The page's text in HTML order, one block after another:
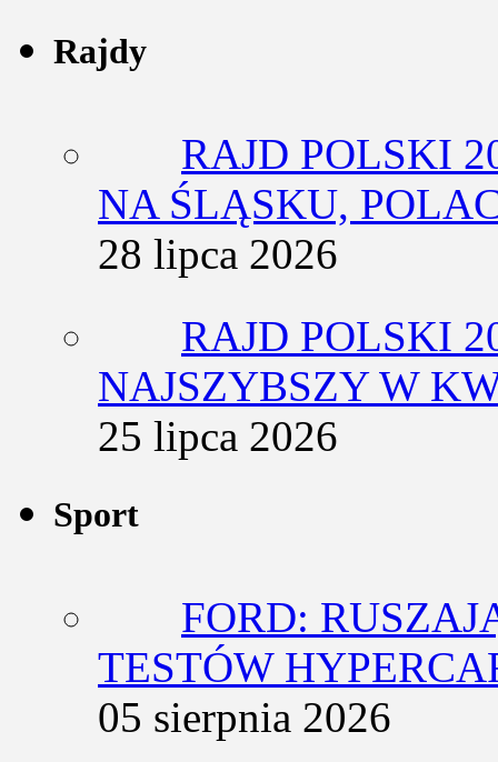
Rajdy
RAJD POLSKI
NA ŚLĄSKU,
28 lipca 2026
RAJD POLSKI
NAJSZYBSZY W
25 lipca 2026
Sport
FORD:
TESTÓW
05 sierpnia 2026